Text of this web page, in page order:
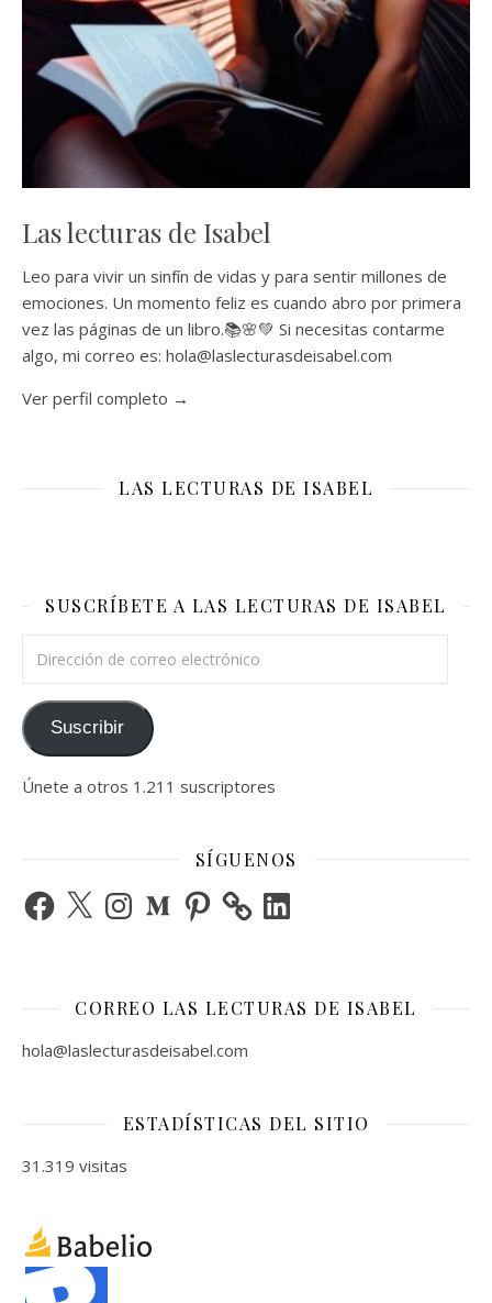
Las lecturas de Isabel
Leo para vivir un sinfín de vidas y para sentir millones de
emociones. Un momento feliz es cuando abro por primera
vez las páginas de un libro.📚🌸💚 Si necesitas contarme
algo, mi correo es: hola@laslecturasdeisabel.com
Ver perfil completo →
LAS LECTURAS DE ISABEL
SUSCRÍBETE A LAS LECTURAS DE ISABEL
Suscribir
Únete a otros 1.211 suscriptores
SÍGUENOS
Facebook
X InstagramMediumPinterest LinkedIn
CORREO LAS LECTURAS DE ISABEL
hola@laslecturasdeisabel.com
ESTADÍSTICAS DEL SITIO
31.319 visitas